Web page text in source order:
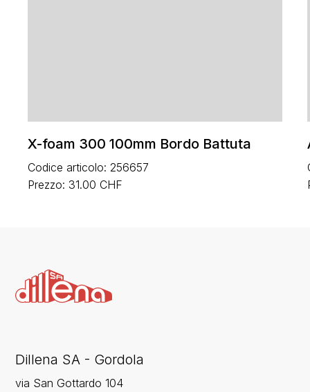
X-foam 300 100mm Bordo Battuta
Codice articolo: 256657
Prezzo: 31.00 CHF
Dillena SA - Gordola
via San Gottardo 104